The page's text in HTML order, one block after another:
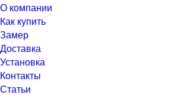
О компании
Как купить
Замер
Доставка
Установка
Контакты
Статьи